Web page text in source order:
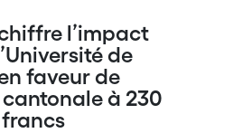
l’impact
de
faveur de
cantonale à 230